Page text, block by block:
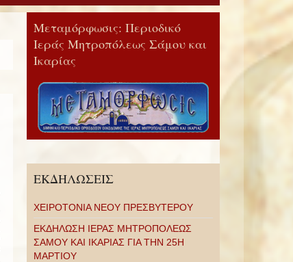
Μεταμόρφωσις: Περιοδικό
Ιεράς Μητροπόλεως Σάμου και
Ικαρίας
ΕΚΔΗΛΩΣΕΙΣ
ΧΕΙΡΟΤΟΝΙΑ ΝΕΟΥ ΠΡΕΣΒΥΤΕΡΟΥ
ΕΚΔΗΛΩΣΗ ΙΕΡΑΣ ΜΗΤΡΟΠΟΛΕΩΣ
ΣΑΜΟΥ ΚΑΙ ΙΚΑΡΙΑΣ ΓΙΑ ΤΗΝ 25Η
ΜΑΡΤΙΟΥ